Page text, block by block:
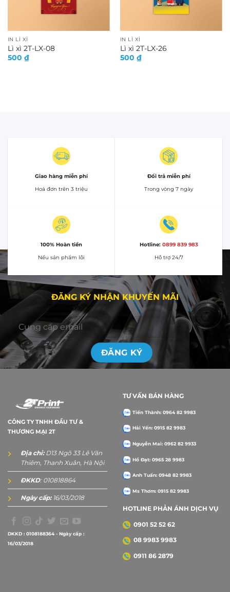
IN LÌ XÌ
Lì xì 2T-LX-08
500 ₫
IN LÌ XÌ
Lì xì 2T-LX-26
500 ₫
Giao hàng miễn phí
Hoá đơn trên 3 triệu
Đổi trả miễn phí
Trong vòng 7 ngày
100% Hoàn tiền
Nếu sản phẩm lỗi
Hotline: 0899 839 983
Hỗ trợ 24/7
ĐĂNG KÝ NHẬN KHUYẾN MÃI
CÔNG TY TNHH ĐẦU TƯ &
THƯƠNG MẠI 2T
Địa chỉ:D13 Ngõ 33 Lê Văn
Thiêm, Thanh Xuân, Hà Nội
ĐKKD: 010818864
Ngày cấp:16/03/2018
DKKD : 0108188364 - Ngày cấp :
16/03/2018
TƯ VẤN BÁN HÀNG
Tiến Thành: 0964 82 9983
Hải Yến: 0915 82 9983
Nguyễn Mai: 0962 82 9933
Hồ Đạt: 0965 28 9983
Anh Tuấn: 0948 82 9983
Ms Thơm: 0915 82 9983
HOTLINE PHẢN ÁNH DỊCH VỤ
0901 52 52 62
08 9983 9983
0911 86 2879